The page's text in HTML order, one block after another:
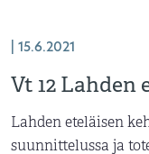
| 15.6.2021
Vt 12 Lahden
Lahden eteläisen
suunnittelussa ja